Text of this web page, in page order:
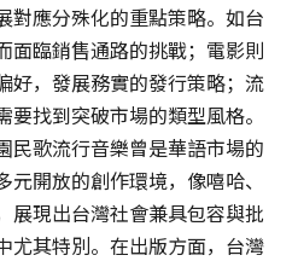
對應分殊化的重點策略。如台
面臨銷售通路的挑戰；電影則
好，發展務實的發行策略；流
找到突破市場的類型風格。
民歌流行音樂曾是華語市場的
開放的創作環境，像嘻哈、
展現出台灣社會兼具包容與批
尤其特別。在出版方面，台灣